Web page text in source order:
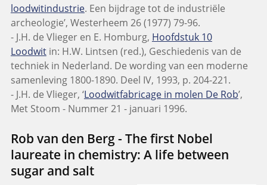
loodwitindustrie. Een bijdrage tot de industriële
archeologie’, Westerheem 26 (1977) 79-96.
- J.H. de Vlieger en E. Homburg, Hoofdstuk 10
Loodwitin: H.W. Lintsen (red.), Geschiedenis van de
techniek in Nederland. De wording van een moderne
samenleving 1800-1890. Deel IV, 1993, p. 204-221.
- J.H. de Vlieger, ‘Loodwitfabricage in molen De Rob’,
Met Stoom - Nummer 21 - januari 1996.
Rob van den Berg - The first Nobel
laureate in chemistry: A life between
sugar and salt